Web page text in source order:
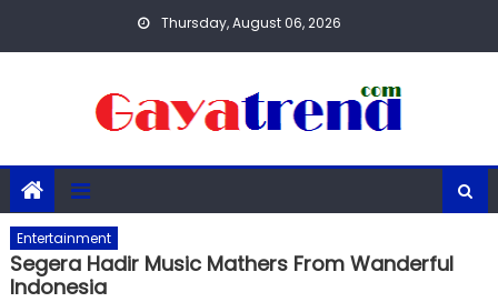
Thursday, August 06, 2026
Entertainment
Segera Hadir Music Mathers From Wanderful
Indonesia